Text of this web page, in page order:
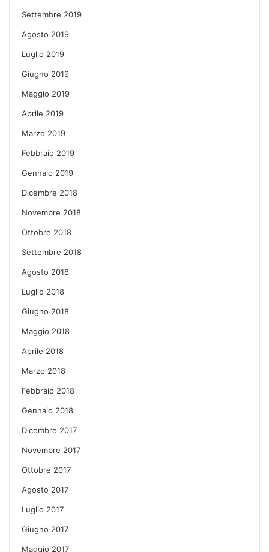
Settembre 2019
Agosto 2019
Luglio 2019
Giugno 2019
Maggio 2019
Aprile 2019
Marzo 2019
Febbraio 2019
Gennaio 2019
Dicembre 2018
Novembre 2018
Ottobre 2018
Settembre 2018
Agosto 2018
Luglio 2018
Giugno 2018
Maggio 2018
Aprile 2018
Marzo 2018
Febbraio 2018
Gennaio 2018
Dicembre 2017
Novembre 2017
Ottobre 2017
Agosto 2017
Luglio 2017
Giugno 2017
Maggio 2017